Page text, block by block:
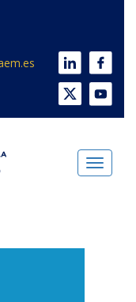
Toggle